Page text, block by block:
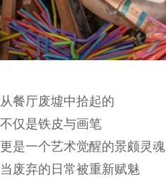
从餐厅废墟中拾起的
不仅是铁皮与画笔
更是一个艺术觉醒的景颇灵魂
当废弃的日常被重新赋魅